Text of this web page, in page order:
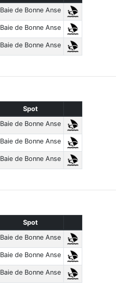
Baie de Bonne Anse
Baie de Bonne Anse
Baie de Bonne Anse
Spot
Baie de Bonne Anse
Baie de Bonne Anse
Baie de Bonne Anse
Spot
Baie de Bonne Anse
Baie de Bonne Anse
Baie de Bonne Anse